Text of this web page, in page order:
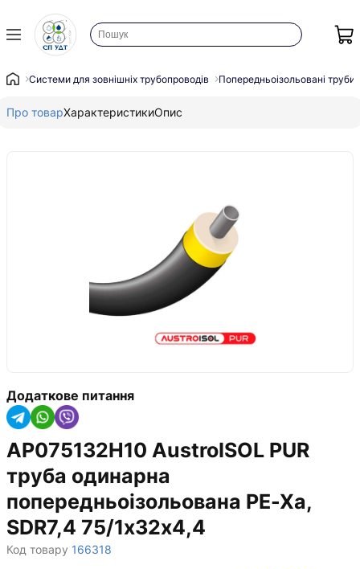
Системи для зовнішніх трубопроводів Попередньоізольовані труби
Про товарХарактеристикиОпис
Додаткове питання
AP075132H10 AustroISOL PUR
труба одинарна
попередньоізольована PE-Xa,
SDR7,4 75/1х32x4,4
Код товару 166318